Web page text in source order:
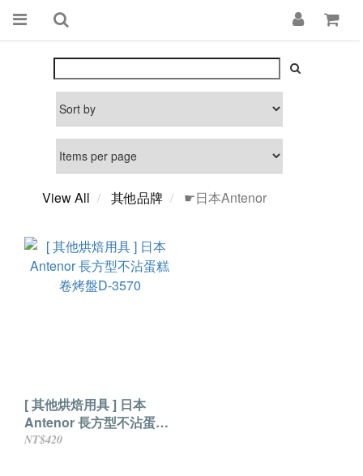
View All 其他品牌 ☛日本Antenor
[ 其他烘焙用具 ] 日本
Antenor 長方型不沾蛋糕
卷烤盤D-3570
NT$420